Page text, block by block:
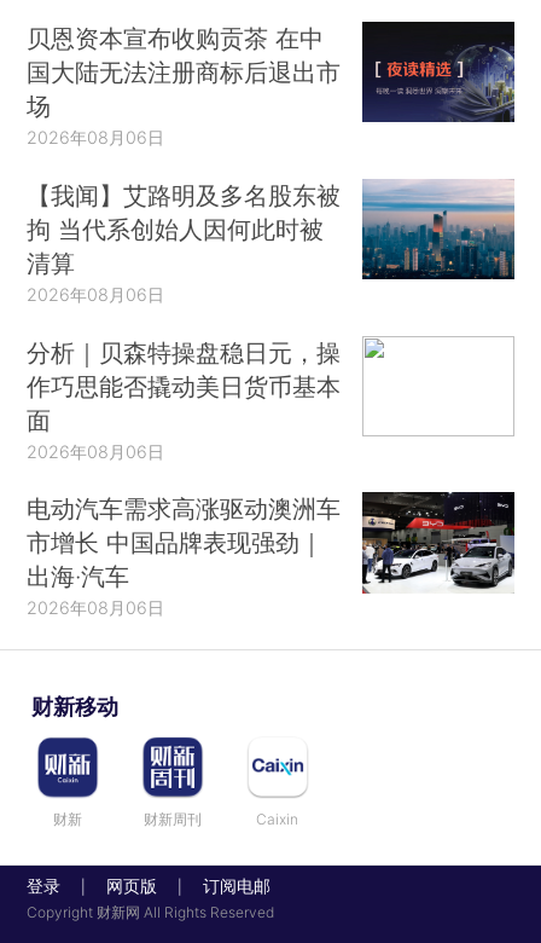
贝恩资本宣布收购贡茶 在中
国大陆无法注册商标后退出市
场
2026年08月06日
【我闻】艾路明及多名股东被
拘 当代系创始人因何此时被
清算
2026年08月06日
分析｜贝森特操盘稳日元，操
作巧思能否撬动美日货币基本
面
2026年08月06日
电动汽车需求高涨驱动澳洲车
市增长 中国品牌表现强劲｜
出海·汽车
2026年08月06日
财新移动
财新 财新周刊 Caixin
登录 网页版 订阅电邮
Copyright 财新网 All Rights Reserved